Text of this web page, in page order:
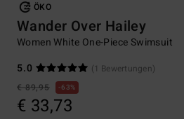
ÖKO
Wander Over Hailey
Women White One-Piece Swimsuit
5.0
(1 Bewertungen)
€ 89,95
63%
€ 33,73